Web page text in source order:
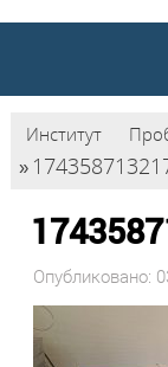
Институт
»
Опубликовано: